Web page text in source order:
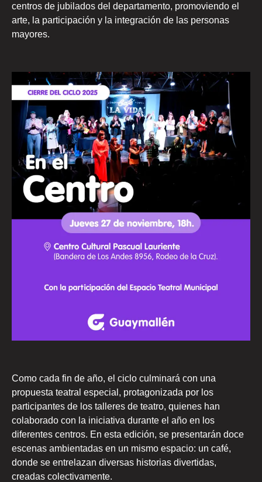
centros de jubilados del departamento, promoviendo el
arte, la participación y la integración de las personas
mayores.
Como cada fin de año, el ciclo culminará con una
propuesta teatral especial, protagonizada por los
participantes de los talleres de teatro, quienes han
colaborado con la iniciativa durante el año en los
diferentes centros. En esta edición, se presentarán doce
escenas ambientadas en un mismo espacio: un café,
donde se entrelazan diversas historias divertidas,
creadas colectivamente.